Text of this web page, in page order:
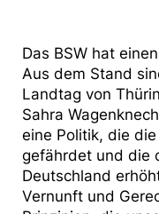
Das BSW hat
Aus dem Stand
Landtag von
Sahra
eine Politik, die
gefährdet und die
Deutschland
Vernunft und